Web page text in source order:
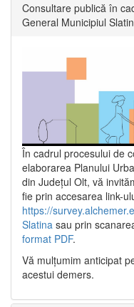
Consultare publică în
General Municipiul
În cadrul procesului de
elaborarea Planului
din Județul Olt, vă
fie prin accesarea link-
https://
Slatina sau prin
format PDF.
Vă mulţumim anticipat
acestui demers.